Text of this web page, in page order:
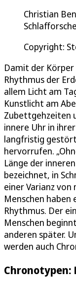
Christian
Copyright:
Damit der
Rhythmus der
allem Licht am
Kunstlicht am
Zubettgehzeiten
innere Uhr in
langfristig
hervorrufen.
Länge der
bezeichnet, in
einer Varianz von
Menschen haben
Rhythmus. Der
Menschen
anderen später.
werden auch
Chronotypen: